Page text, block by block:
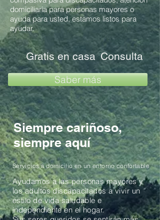
domiciliaria para personas mayores o
ayuda para usted, estamos listos para
ayudar.
Gratis en casa Consulta
Saber más
Siempre cariñoso,
siempre aquí
Servicios a domicilio en un entorno confortable
Ayudamos a las personas mayores y
los adultos discapacitados a vivir un
estilo de vida saludable e
independiente en el hogar.